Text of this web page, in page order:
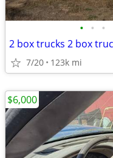
• • •
2 box trucks 2 box
7/20 123k mi
$6,000